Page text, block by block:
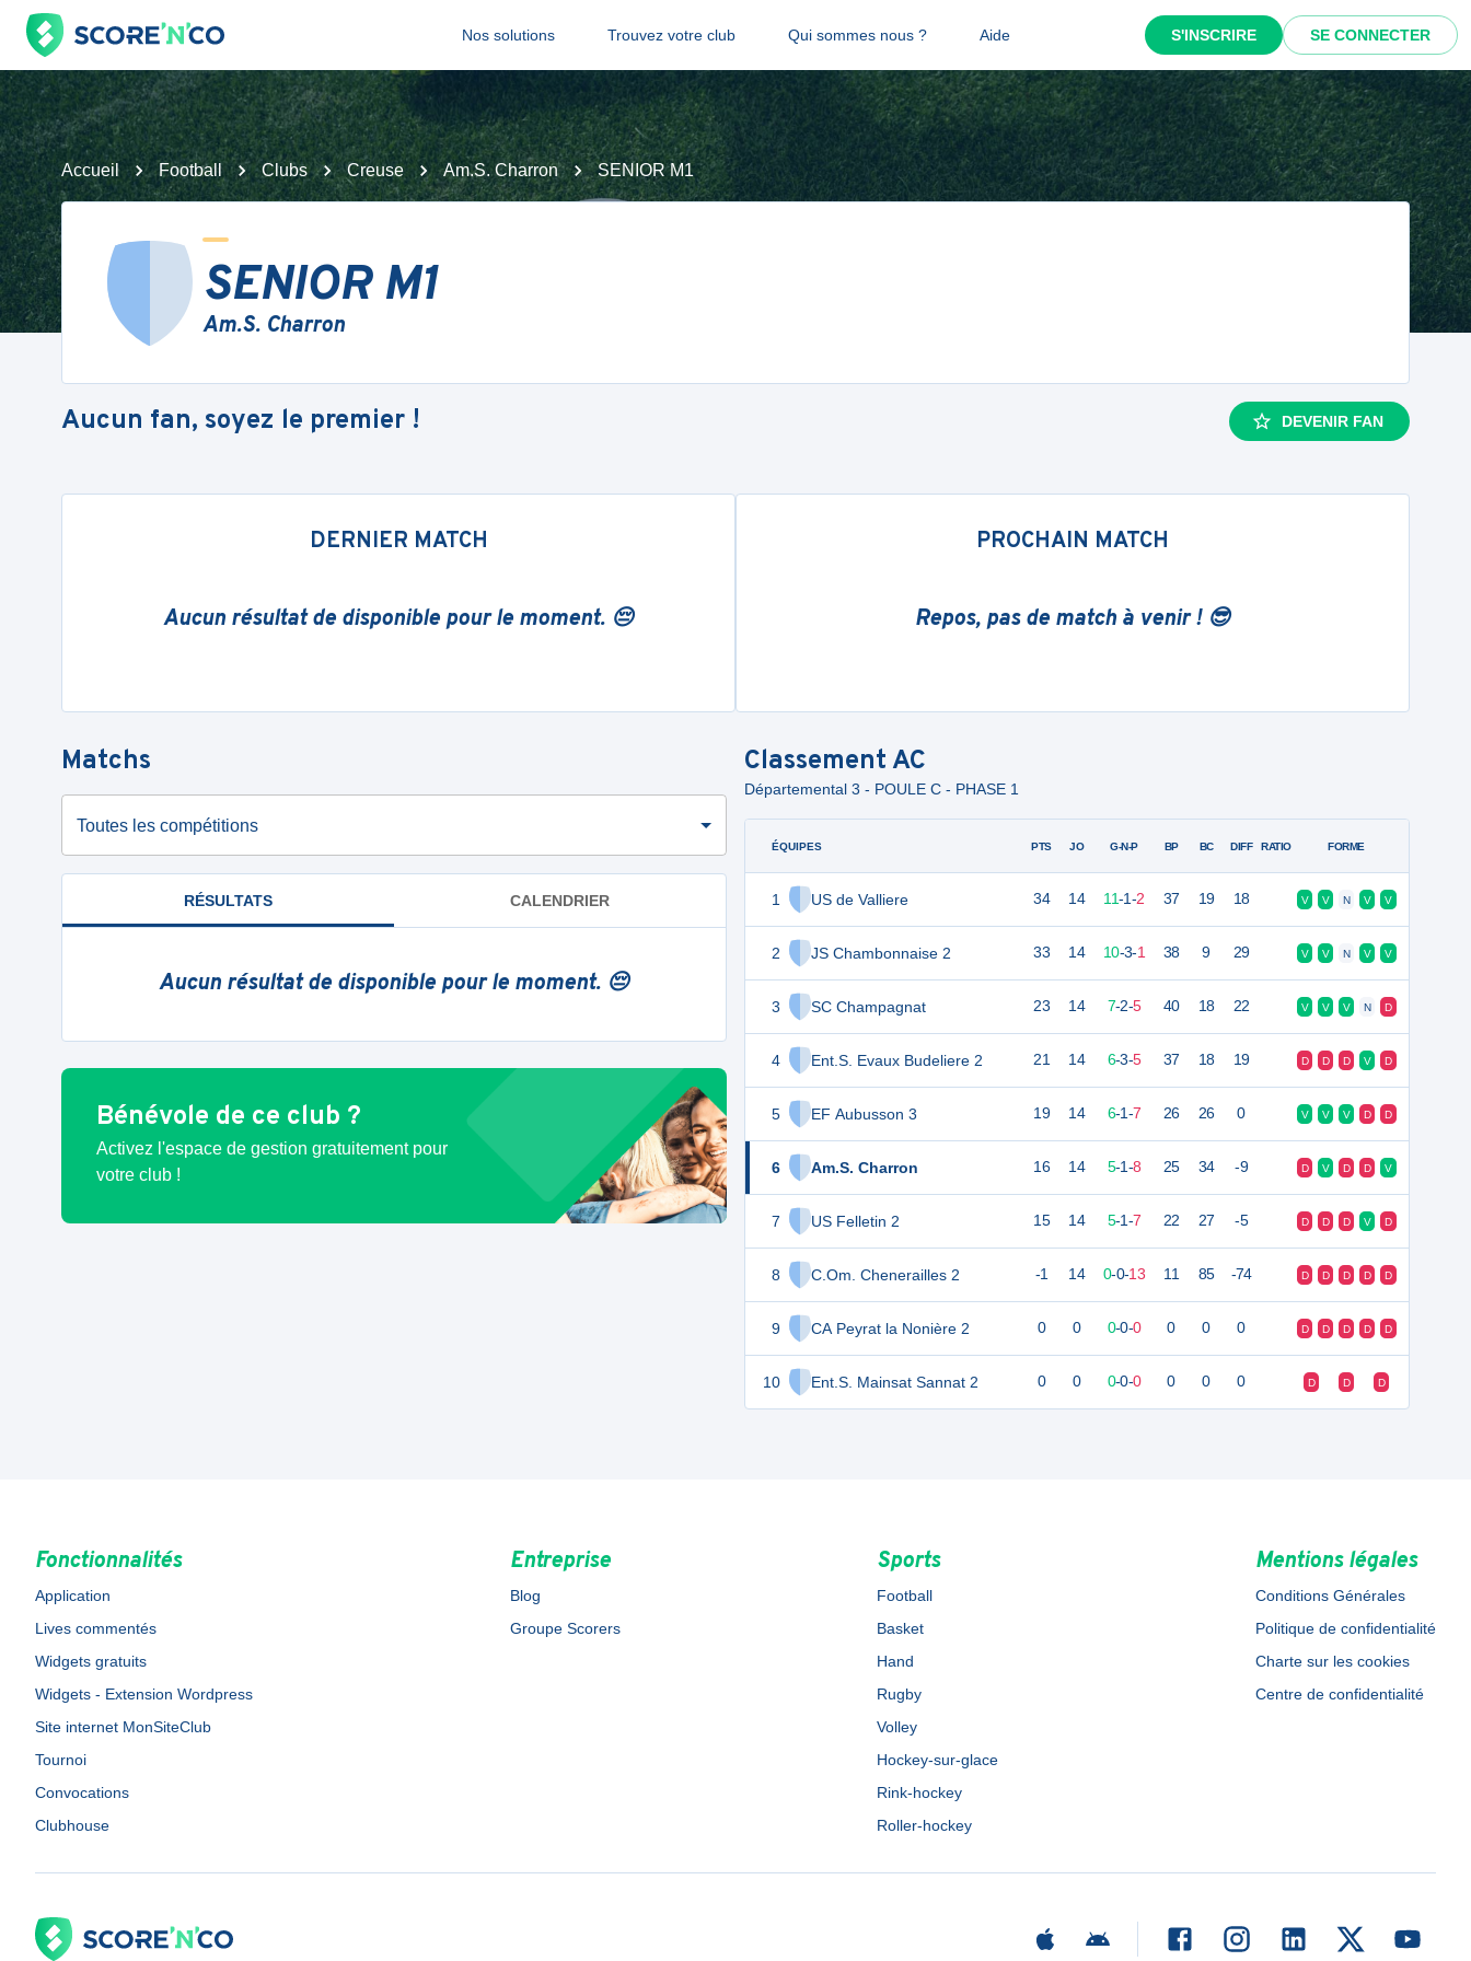
Nos solutions Trouvez votre club Qui sommes nous ? Aide S'INSCRIRE SE CONNECTER
Accueil Football Clubs Creuse Am.S. Charron SENIOR M1
SENIOR M1
Am.S. Charron
Aucun fan, soyez le premier ! DEVENIR FAN
DERNIER MATCH
Aucun résultat de disponible pour le moment. 😔
PROCHAIN MATCH
Repos, pas de match à venir ! 😎
Matchs
Toutes les compétitions
RÉSULTATS CALENDRIER
Aucun résultat de disponible pour le moment. 😔
Bénévole de ce club ?
Activez l'espace de gestion gratuitement pour
votre club !
Classement AC
Départemental 3 - POULE C - PHASE 1
ÉQUIPES
1 US de Valliere
2 JS Chambonnaise 2
3 SC Champagnat
4 Ent.S. Evaux Budeliere 2
5 EF Aubusson 3
6 Am.S. Charron
7 US Felletin 2
8 C.Om. Chenerailles 2
9 CA Peyrat la Nonière 2
10 Ent.S. Mainsat Sannat 2
PTS JO G-N-P BP BC DIFF RATIO FORME
34 14 11-1-2 37 19 18 V V N V V
33 14 10-3-1 38 9 29 V V N V V
23 14 7-2-5 40 18 22 V V V N D
21 14 6-3-5 37 18 19 D D D V D
19 14 6-1-7 26 26 0 V V V D D
16 14 5-1-8 25 34 -9 D V D D V
15 14 5-1-7 22 27 -5 D D D V D
-1 14 0-0-13 11 85 -74 D D D D D
0 0 0-0-0 0 0 0 D D D D D
0 0 0-0-0 0 0 0 D D D
Fonctionnalités
Application
Lives commentés
Widgets gratuits
Widgets - Extension Wordpress
Site internet MonSiteClub
Tournoi
Convocations
Clubhouse
Entreprise
Blog
Groupe Scorers
Sports
Football
Basket
Hand
Rugby
Volley
Hockey-sur-glace
Rink-hockey
Roller-hockey
Mentions légales
Conditions Générales
Politique de confidentialité
Charte sur les cookies
Centre de confidentialité